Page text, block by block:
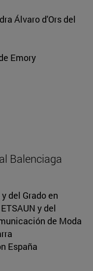
Álvaro d'Ors del
Emory
Balenciaga
del Grado en
y del
de Moda
España